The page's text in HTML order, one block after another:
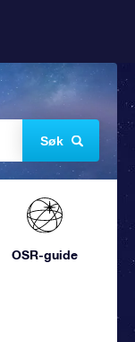
Søk
OSR-guide